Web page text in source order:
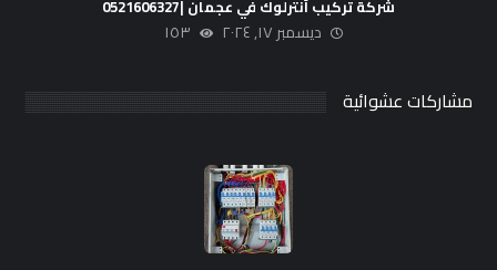
شركة تركيب أنترلوك في عجمان |0521606327
ديسمبر ١٧, ٢٠٢٤ ١٥٣
مشاركات عشوائية